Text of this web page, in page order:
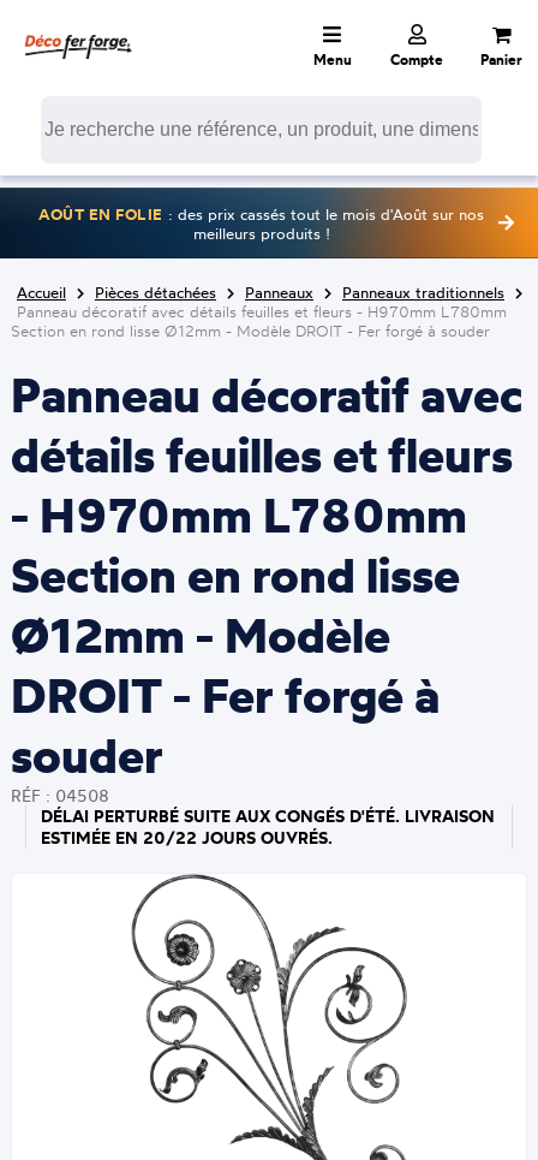
Menu Compte Panier
AOÛT EN FOLIE : des prix cassés tout le mois d'Août sur nos
meilleurs produits !
Accueil Pièces détachées Panneaux
Panneaux traditionnels
Panneau décoratif avec détails feuilles et fleurs - H970mm L780mm
Section en rond lisse Ø12mm - Modèle DROIT - Fer forgé à souder
Panneau décoratif avec
détails feuilles et fleurs
- H970mm L780mm
Section en rond lisse
Ø12mm - Modèle
DROIT - Fer forgé à
souder
RÉF : 04508
DÉLAI PERTURBÉ SUITE AUX CONGÉS D'ÉTÉ. LIVRAISON
ESTIMÉE EN 20/22 JOURS OUVRÉS.